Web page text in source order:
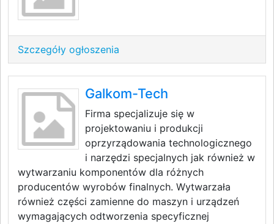
Szczegóły ogłoszenia
Galkom-Tech
Firma specjalizuje się w
projektowaniu i produkcji
oprzyrządowania technologicznego
i narzędzi specjalnych jak również w
wytwarzaniu komponentów dla różnych
producentów wyrobów finalnych. Wytwarzała
również części zamienne do maszyn i urządzeń
wymagających odtworzenia specyficznej